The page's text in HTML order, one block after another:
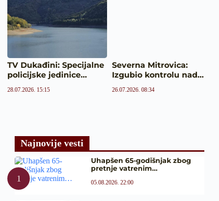
TV Dukađini: Specijalne
policijske jedinice…
28.07.2026. 15:15
Severna Mitrovica:
Izgubio kontrolu nad…
26.07.2026. 08:34
Najnovije vesti
Uhapšen 65-godišnjak zbog
pretnje vatrenim…
05.08.2026. 22:00